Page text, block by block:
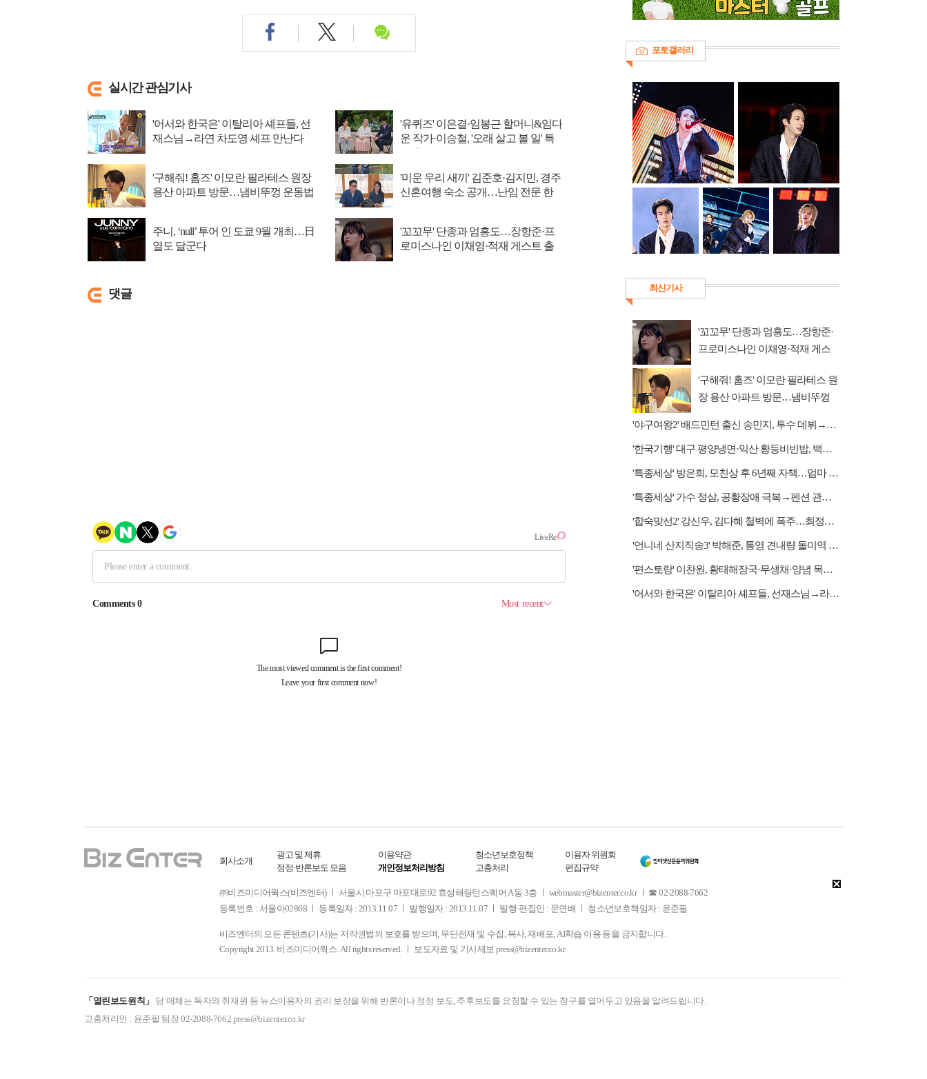
실시간 관심기사
'어서와 한국은' 이탈리아 셰프들, 선
재스님→라연 차도영 셰프 만난다
'유퀴즈' 이은결·임봉근 할머니&임다
운 작가·이승철, '오래 살고 볼 일' 특
'구해줘! 홈즈' 이모란 필라테스 원장
용산 아파트 방문…냄비뚜껑 운동법
'미운 우리 새끼' 김준호·김지민, 경주
신혼여행 숙소 공개…난임 전문 한
주니, ‘null’ 투어 인 도쿄 9월 개최…日
열도 달군다
'꼬꼬무' 단종과 엄흥도…장항준·프
로미스나인 이채영·적재 게스트 출
댓글
포토갤러리
최신기사
'꼬꼬무' 단종과 엄흥도…장항준·
프로미스나인 이채영·적재 게스
'구해줘! 홈즈' 이모란 필라테스 원
장 용산 아파트 방문…냄비뚜껑
'야구여왕2' 배드민턴 출신 송민지, 투수 데뷔→장수영 반등 예고
'한국기행' 대구 평양냉면·익산 황등비빈밥, 백년 식당의 대물림 맛
'특종세상' 방은희, 모친상 후 6년째 자책…엄마 향한 그리움 근황
'특종세상' 가수 정삼, 공황장애 극복→펜션 관리자 근황
'합숙맞선2' 강신우, 김다혜 철벽에 폭주…최정윤 두고 이인권·권예찬·문성모 경쟁
'언니네 산지직송3' 박해준, 통영 견내량 돌미역 조업 합류…루지 체험
'편스토랑' 이찬원, 황태해장국·무생채·양념 목살구이 등 윤주모 레시피 섭렵
'어서와 한국은' 이탈리아 셰프들, 선재스님→라연 차도영 셰프 만난다
회사소개
광고 및 제휴
정정·반론보도 모음
이용약관
개인정보처리방침
청소년보호정책
고충처리
이용자 위원회
편집규약
㈜비즈미디어웍스(비즈엔터) ㅣ 서울시 마포구 마포대로92 효성해링턴스퀘어 A동 3층 ㅣ webmaster@bizenter.co.kr ㅣ ☎ 02-2088-7662
등록번호 : 서울아02868 ㅣ 등록일자 : 2013.11.07 ㅣ 발행일자 : 2013.11.07 ㅣ 발행·편집인 : 문연배 ㅣ 청소년보호책임자 : 윤준필
비즈엔터의 모든 콘텐츠(기사)는 저작권법의 보호를 받으며, 무단전재 및 수집, 복사, 재배포, AI학습 이용 등을 금지합니다.
Copyright 2013. 비즈미디어웍스. All rights reserved. ㅣ 보도자료 및 기사제보 press@bizenter.co.kr
「열린보도원칙」
당 매체는 독자와 취재원 등 뉴스이용자의 권리 보장을 위해 반론이나 정정 보도, 추후보도를 요청할 수 있는 창구를 열어두고 있음을 알려드립니다.
고충처리인 : 윤준필 팀장 02-2088-7662 press@bizenter.co.kr